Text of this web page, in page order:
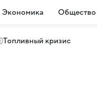
Экономика Общество
Топливный кризис